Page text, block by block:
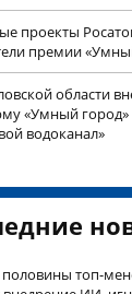
проекты
премии
области
«Умный город»
водоканал»
топ-